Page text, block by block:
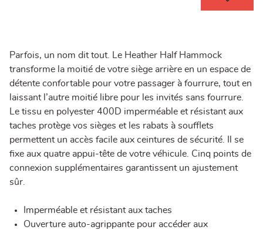
Parfois, un nom dit tout. Le Heather Half Hammock
transforme la moitié de votre siège arrière en un espace de
détente confortable pour votre passager à fourrure, tout en
laissant l’autre moitié libre pour les invités sans fourrure.
Le tissu en polyester 400D imperméable et résistant aux
taches protège vos sièges et les rabats à soufflets
permettent un accès facile aux ceintures de sécurité. Il se
fixe aux quatre appui-tête de votre véhicule. Cinq points de
connexion supplémentaires garantissent un ajustement
sûr.
Imperméable et résistant aux taches
Ouverture auto-agrippante pour accéder aux